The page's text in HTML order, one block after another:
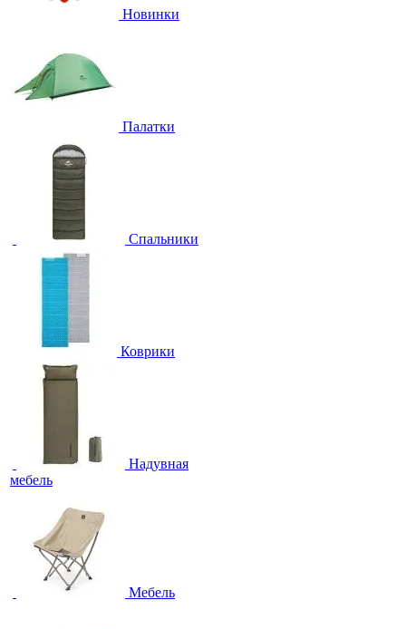
Новинки
Палатки
Спальники
Коврики
Надувная
мебель
Мебель